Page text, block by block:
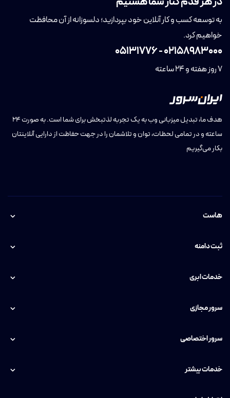
به توسعه کسب و کار آنلاین خود بپردازید؛ دلسوزانه از آن محافظت
خواهیم کرد.
02158983000
-
05131776
7 روز هفته و 24 ساعته
هدف ما، تبدیل میزبانی وب به یک تجربه لذتبخش برای شما است. به صورت ۲۴
ساعته و در تمامی لحظات، توان و تلاشمان را در جهت حفاظت از دارایی آنلاینتان
بکار می‌گیریم
هاست
ثبت دامنه
خدمات ابری
سرور مجازی
سرور اختصاصی
خدمات بیشتر